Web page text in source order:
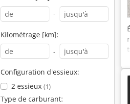
-
Kilométrage [km]:
-
Configuration d'essieux:
2 essieux (1)
Type de carburant: